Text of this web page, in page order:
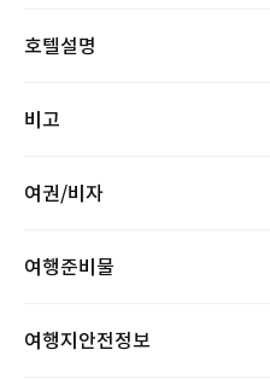
호텔설명
비고
여권/비자
여행준비물
여행지안전정보